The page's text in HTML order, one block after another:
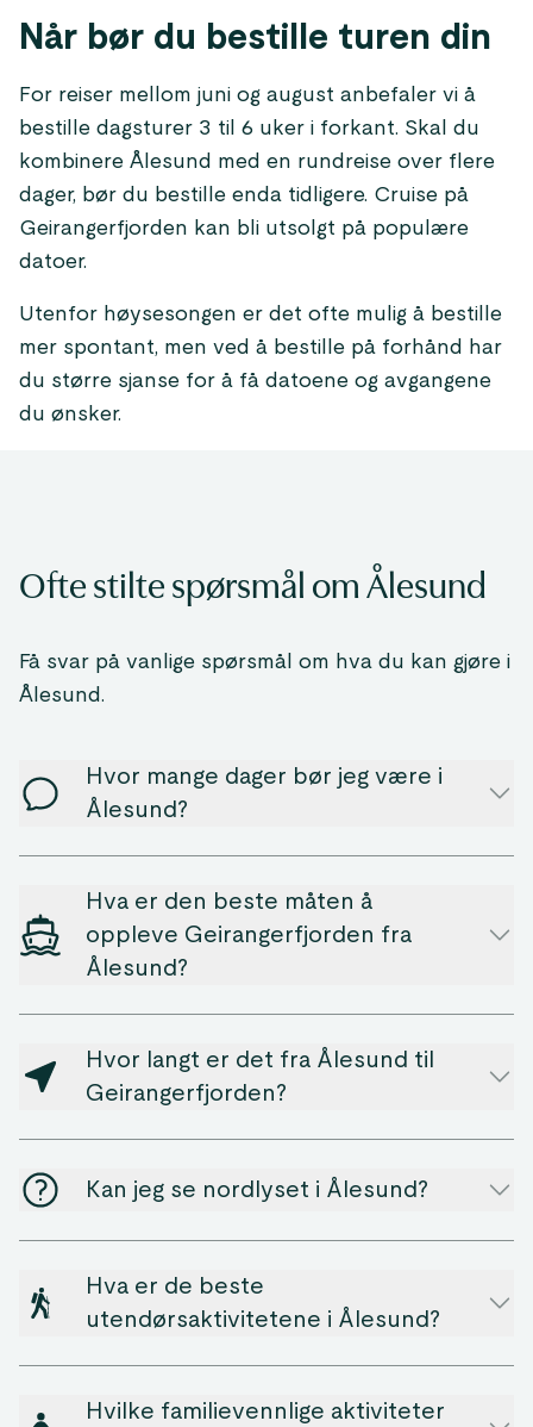
Når bør du bestille turen din
For reiser mellom juni og august anbefaler vi å
bestille dagsturer 3 til 6 uker i forkant. Skal du
kombinere Ålesund med en rundreise over flere
dager, bør du bestille enda tidligere. Cruise på
Geirangerfjorden kan bli utsolgt på populære
datoer.
Utenfor høysesongen er det ofte mulig å bestille
mer spontant, men ved å bestille på forhånd har
du større sjanse for å få datoene og avgangene
du ønsker.
Ofte stilte spørsmål om Ålesund
Få svar på vanlige spørsmål om hva du kan gjøre i
Ålesund.
Hvor mange dager bør jeg være i
Ålesund?
Hva er den beste måten å
oppleve Geirangerfjorden fra
Ålesund?
Hvor langt er det fra Ålesund til
Geirangerfjorden?
Kan jeg se nordlyset i Ålesund?
Hva er de beste
utendørsaktivitetene i Ålesund?
Hvilke familievennlige aktiviteter